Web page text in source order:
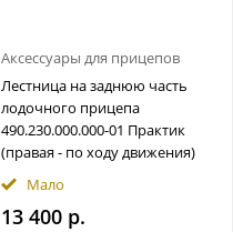
Аксессуары для прицепов
Лестница на заднюю часть
лодочного прицепа
490.230.000.000-01 Практик
(правая - по ходу движения)
Мало
13 400 р.